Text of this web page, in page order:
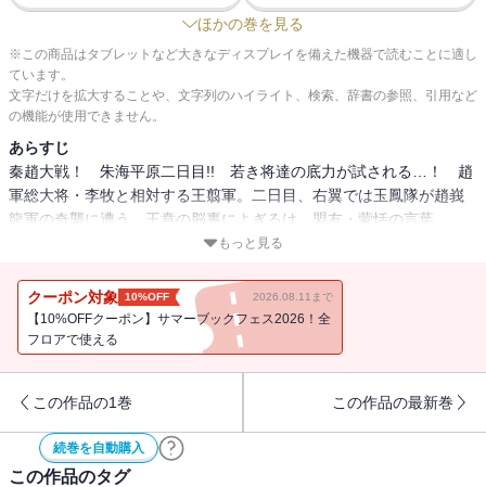
ほかの巻を見る
※この商品はタブレットなど大きなディスプレイを備えた機器で読むことに適し
ています。
文字だけを拡大することや、文字列のハイライト、検索、辞書の参照、引用など
の機能が使用できません。
あらすじ
秦趙大戦！ 朱海平原二日目!! 若き将達の底力が試される…！ 趙
軍総大将・李牧と相対する王翦軍。二日目、右翼では玉鳳隊が趙峩
龍軍の奇襲に遭う。王賁の脳裏によぎるは、盟友・蒙恬の言葉
――。また、王翦に呼び出された信は、右翼合流を命じられ…!?
る!!
もっと見る
クーポン対象 10%OFF 2026.08.11まで
【10%OFFクーポン】サマーブックフェス2026！全
フロアで使える
この作品の1巻 この作品の最新巻
続巻を自動購入
この作品のタグ